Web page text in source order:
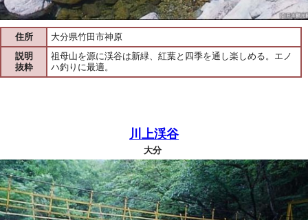
住所
大分県竹田市神原
説明
抜粋
祖母山を源に渓谷は新緑、紅葉と四季を通し楽しめる。エノ
ハ釣りに最適。
川上渓谷
大分